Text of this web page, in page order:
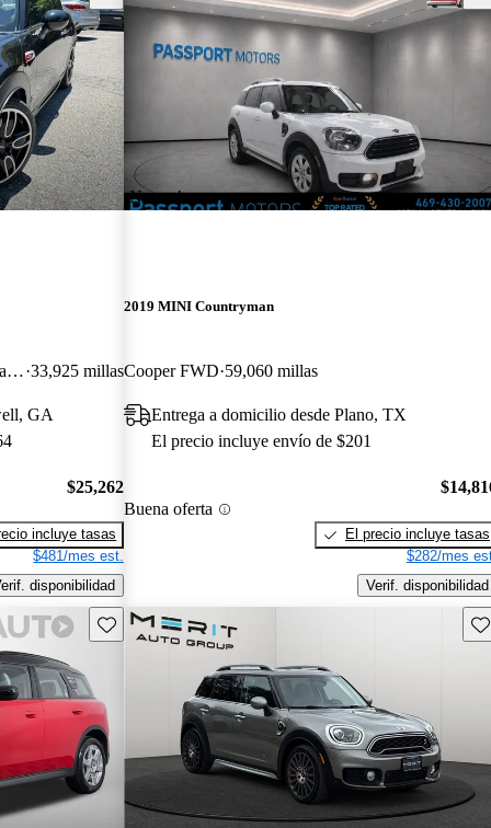
John Cooper Works 2-Door Hatchback FWD 33,925 millas
GA
$25,262
incluye tasas
$481/mes est.
disponibilidad
¡Nuevo!
2019 MINI Countryman
Cooper FWD 59,060 millas
Entrega a domicilio desde Plano, TX
El precio incluye envío de $201
Buena oferta
El precio incluye tasas
$282/mes
Verif. disponibilidad
Guarda este Aviso